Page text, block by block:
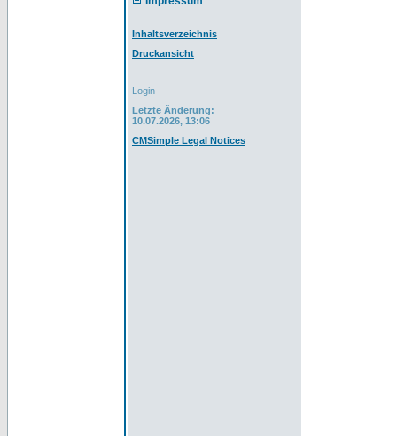
Inhaltsverzeichnis
Druckansicht
Login
Letzte Änderung:
10.07.2026, 13:06
CMSimple Legal Notices